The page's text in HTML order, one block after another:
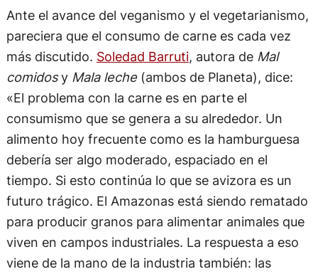
Ante el avance del veganismo y el vegetarianismo,
pareciera que el consumo de carne es cada vez
más discutido. Soledad Barruti, autora de Mal
comidosy Mala leche(ambos de Planeta), dice:
«El problema con la carne es en parte el
consumismo que se genera a su alrededor. Un
alimento hoy frecuente como es la hamburguesa
debería ser algo moderado, espaciado en el
tiempo. Si esto continúa lo que se avizora es un
futuro trágico. El Amazonas está siendo rematado
para producir granos para alimentar animales que
viven en campos industriales. La respuesta a eso
viene de la mano de la industria también: las